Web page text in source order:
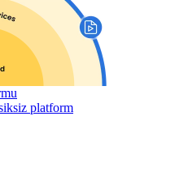
platform